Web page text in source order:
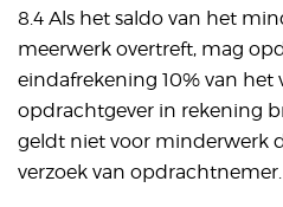
8.4 Als het saldo van het
meerwerk overtreft, mag
eindafrekening 10% van het
opdrachtgever in rekening
geldt niet voor minderwerk
verzoek van opdrachtnemer.